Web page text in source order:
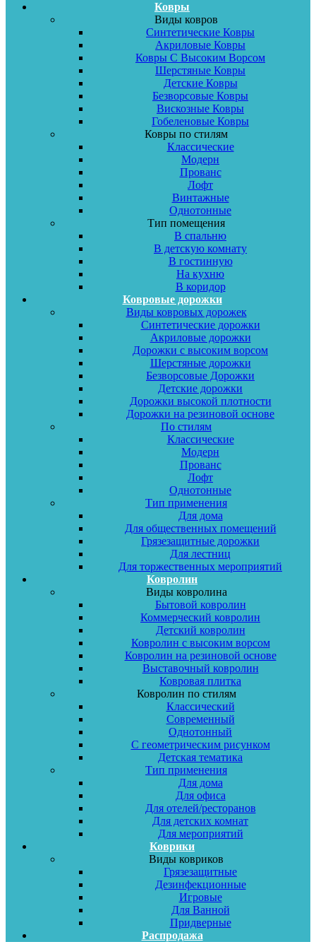
Ковры
Виды ковров
Синтетические Ковры
Акриловые Ковры
Ковры С Высоким Ворсом
Шерстяные Ковры
Детские Ковры
Безворсовые Ковры
Вискозные Ковры
Гобеленовые Ковры
Ковры по стилям
Классические
Модерн
Прованс
Лофт
Винтажные
Однотонные
Тип помещения
В спальню
В детскую комнату
В гостинную
На кухню
В коридор
Ковровые дорожки
Виды ковровых дорожек
Синтетические дорожки
Акриловые дорожки
Дорожки с высоким ворсом
Шерстяные дорожки
Безворсовые Дорожки
Детские дорожки
Дорожки высокой плотности
Дорожки на резиновой основе
По стилям
Классические
Модерн
Прованс
Лофт
Однотонные
Тип применения
Для дома
Для общественных помещений
Грязезащитные дорожки
Для лестниц
Для торжественных мероприятий
Ковролин
Виды ковролина
Бытовой ковролин
Коммерческий ковролин
Детский ковролин
Ковролин с высоким ворсом
Ковролин на резиновой основе
Выставочный ковролин
Ковровая плитка
Ковролин по стилям
Классический
Современный
Однотонный
С геометрическим рисунком
Детская тематика
Тип применения
Для дома
Для офиса
Для отелей/ресторанов
Для детских комнат
Для мероприятий
Коврики
Виды ковриков
Грязезащитные
Дезинфекционные
Игровые
Для Ванной
Придверные
Распродажа